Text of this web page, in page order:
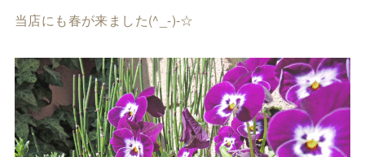
当店にも春が来ました(^_-)-☆